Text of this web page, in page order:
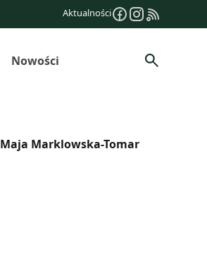
Aktualności
Nowości Szukaj
Maja Marklowska-Tomar